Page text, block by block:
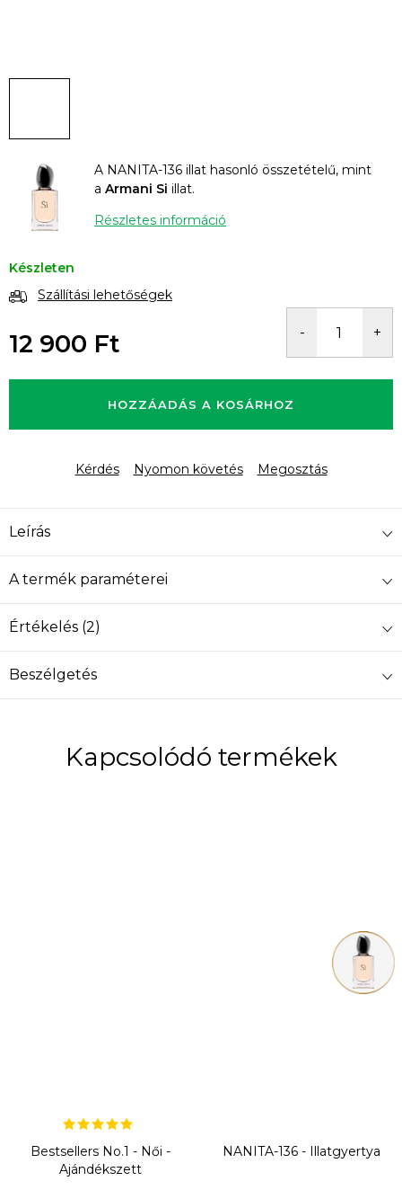
A NANITA-136 illat hasonló összetételű, mint
a Armani Si illat.
Részletes információ
Készleten
Szállítási lehetőségek
12 900 Ft
HOZZÁADÁS A KOSÁRHOZ
Kérdés Nyomon követés Megosztás
Leírás
A termék paraméterei
Értékelés (2)
Beszélgetés
Kapcsolódó termékek
Bestsellers No.1 - Női -
Ajándékszett
NANITA-136 - Illatgyertya